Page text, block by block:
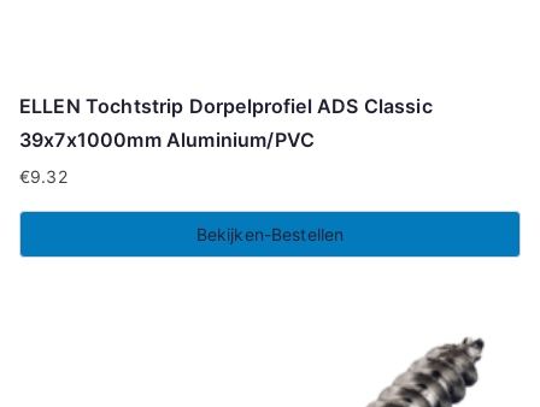
ELLEN Tochtstrip Dorpelprofiel ADS Classic
39x7x1000mm Aluminium/PVC
€9.32
Bekijken-Bestellen